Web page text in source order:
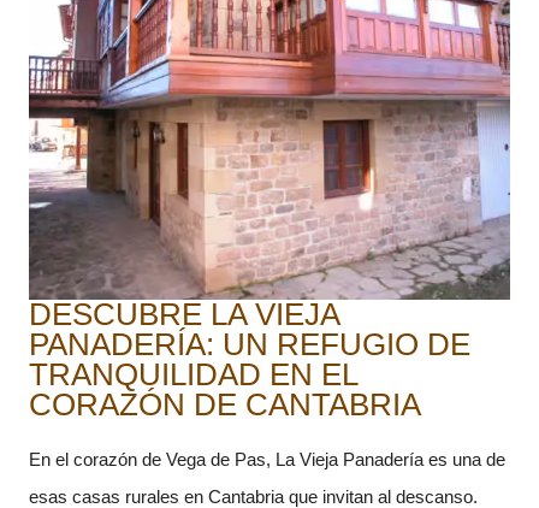
DESCUBRE LA VIEJA
PANADERÍA: UN REFUGIO DE
TRANQUILIDAD EN EL
CORAZÓN DE CANTABRIA
En el corazón de Vega de Pas, La Vieja Panadería es una de
esas casas rurales en Cantabria que invitan al descanso.